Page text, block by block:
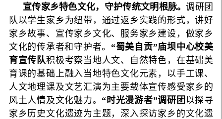
宣传家乡特色文化，守护传统文明根脉。调研团
队以学生家乡为纽带，通过返乡实践的形式，讲好
家乡故事、宣传家乡文化、服务家乡建设，做家乡
文化的传承者和守护者。 “蜀美自贡”庙坝中心校美
育宣传队积极考察当地人文、自然特色，在基础美
育课的基础上融入当地特色文化元素，以手工课、
人文地理课及文艺汇演为主要载体宣传感受家乡的
风土人情及文化魅力。 “时光漫游者”调研团 以探寻
家乡历史文化遗迹为主题，深入探访家乡的文化遗